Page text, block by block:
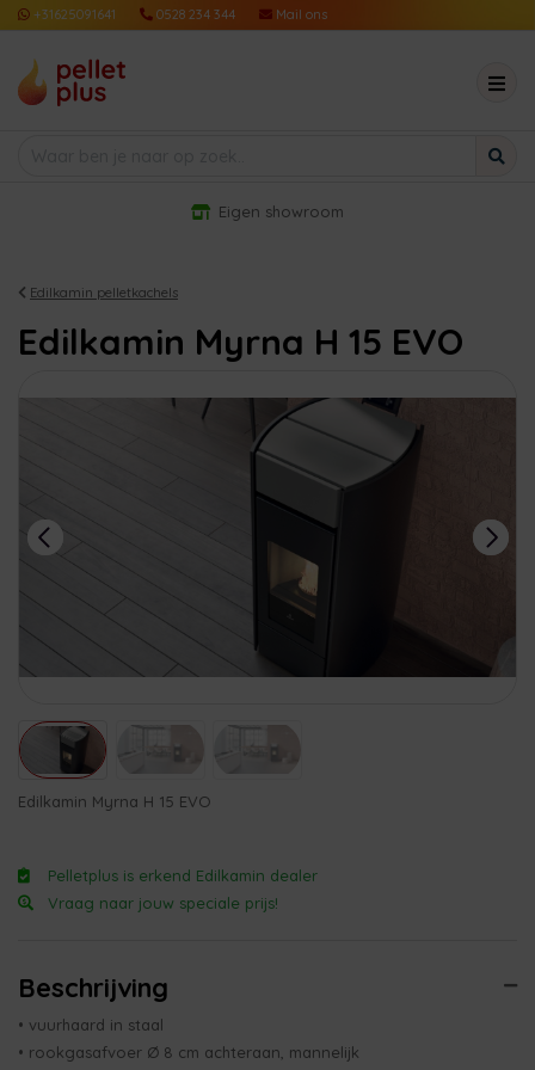
+31625091641 0528 234 344 Mail ons
Eigen showroom
Edilkamin pelletkachels
Edilkamin Myrna H 15 EVO
Edilkamin Myrna H 15 EVO
Pelletplus is erkend Edilkamin dealer
Vraag naar jouw speciale prijs!
Beschrijving
• vuurhaard in staal
• rookgasafvoer Ø 8 cm achteraan, mannelijk